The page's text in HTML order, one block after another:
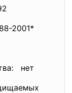
2001*
нет